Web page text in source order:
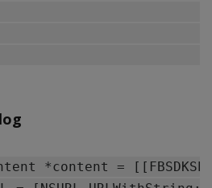
*content =